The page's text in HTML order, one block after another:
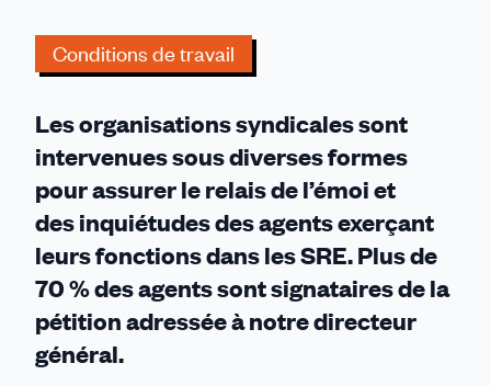
Conditions de travail
Les organisations syndicales sont
intervenues sous diverses formes
pour assurer le relais de l’émoi et
des inquiétudes des agents exerçant
leurs fonctions dans les SRE. Plus de
70 % des agents sont signataires de la
pétition adressée à notre directeur
général.